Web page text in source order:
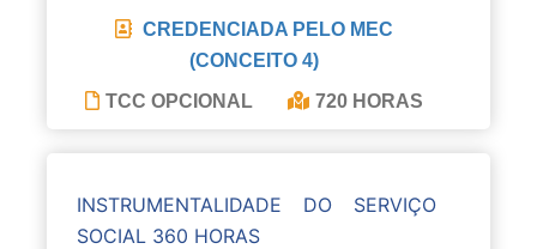
CREDENCIADA PELO MEC
(CONCEITO 4)
TCC OPCIONAL
720 HORAS
INSTRUMENTALIDADE DO SERVIÇO
SOCIAL 360 HORAS